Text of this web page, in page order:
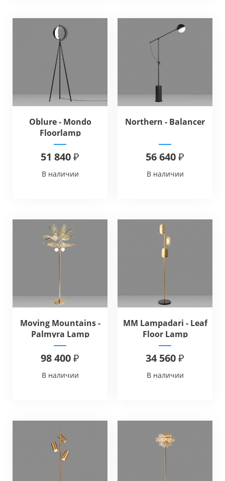
Oblure - Mondo
Floorlamp
51 840 ₽
В наличии
Northern - Balancer
56 640 ₽
В наличии
Moving Mountains -
Palmyra Lamp
98 400 ₽
В наличии
MM Lampadari - Leaf
Floor Lamp
34 560 ₽
В наличии